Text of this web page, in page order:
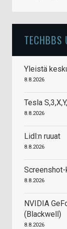
Yleistä
8.8.2026
Tesla
8.8.2026
Lidl:n ruuat
8.8.2026
8.8.2026
NVIDIA
(Blackwell)
8.8.2026